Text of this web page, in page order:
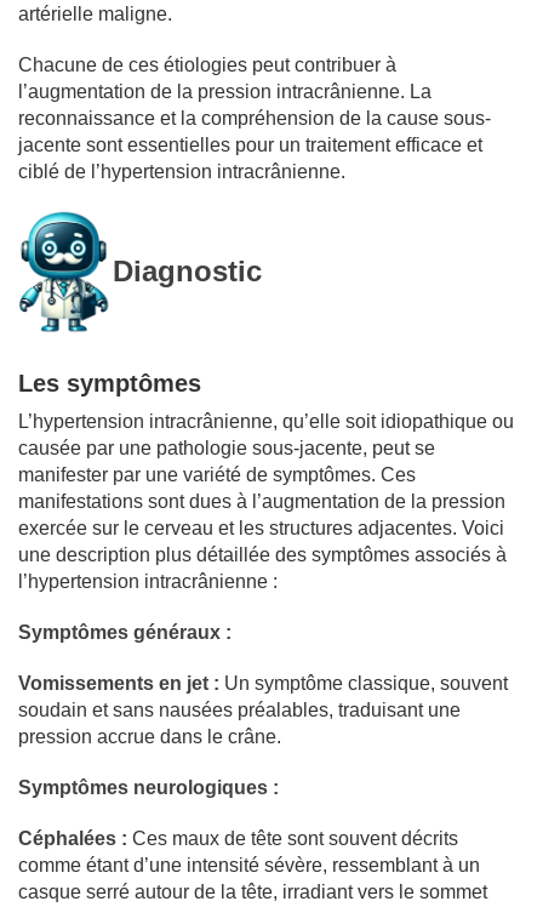
artérielle maligne.
Chacune de ces étiologies peut contribuer à
l’augmentation de la pression intracrânienne. La
reconnaissance et la compréhension de la cause sous-
jacente sont essentielles pour un traitement efficace et
ciblé de l’hypertension intracrânienne.
Diagnostic
Les symptômes
L’hypertension intracrânienne, qu’elle soit idiopathique ou
causée par une pathologie sous-jacente, peut se
manifester par une variété de symptômes. Ces
manifestations sont dues à l’augmentation de la pression
exercée sur le cerveau et les structures adjacentes. Voici
une description plus détaillée des symptômes associés à
l’hypertension intracrânienne :
Symptômes généraux :
Vomissements en jet : Un symptôme classique, souvent
soudain et sans nausées préalables, traduisant une
pression accrue dans le crâne.
Symptômes neurologiques :
Céphalées : Ces maux de tête sont souvent décrits
comme étant d’une intensité sévère, ressemblant à un
casque serré autour de la tête, irradiant vers le sommet